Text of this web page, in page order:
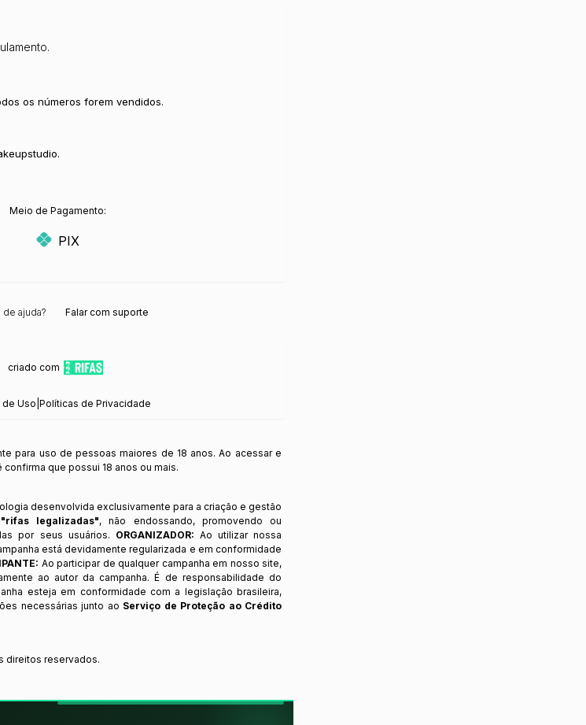
os números forem vendidos.
Meio de Pagamento:
PIX
de ajuda? Falar com suporte
criado com
de Uso Políticas de Privacidade
para uso de pessoas maiores de 18 anos. Ao acessar e
que possui 18 anos ou mais.
desenvolvida exclusivamente para a criação e gestão
"rifas legalizadas", não endossando, promovendo ou
por seus usuários. ORGANIZADOR: Ao utilizar nossa
está devidamente regularizada e em conformidade
Ao participar de qualquer campanha em nosso site,
ao autor da campanha. É de responsabilidade do
esteja em conformidade com a legislação brasileira,
necessárias junto ao Serviço de Proteção ao Crédito
direitos reservados.